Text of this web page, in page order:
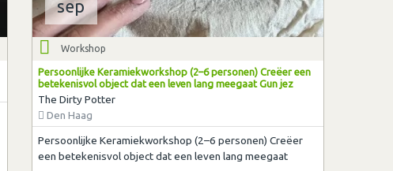
sep
Workshop
Persoonlijke Keramiekworkshop (2–6 personen) Creëer een
betekenisvol object dat een leven lang meegaat Gun jez
The Dirty Potter
Den Haag
Persoonlijke Keramiekworkshop (2–6 personen) Creëer
een betekenisvol object dat een leven lang meegaat